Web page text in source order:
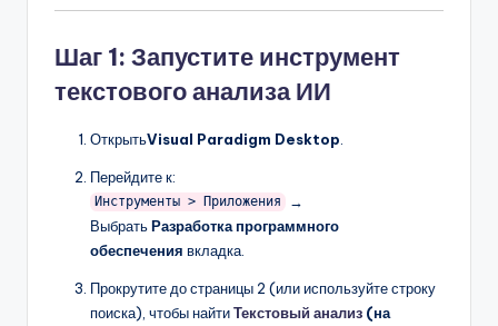
Шаг 1: Запустите инструмент
текстового анализа ИИ
ОткрытьVisual Paradigm Desktop
Перейдите к:
Инструменты > Приложения
→
ВыбратьРазработка программного
обеспечения вкладка.
Прокрутите до страницы 2 (или используйте строку
поиска), чтобы найтиТекстовый анализ (на